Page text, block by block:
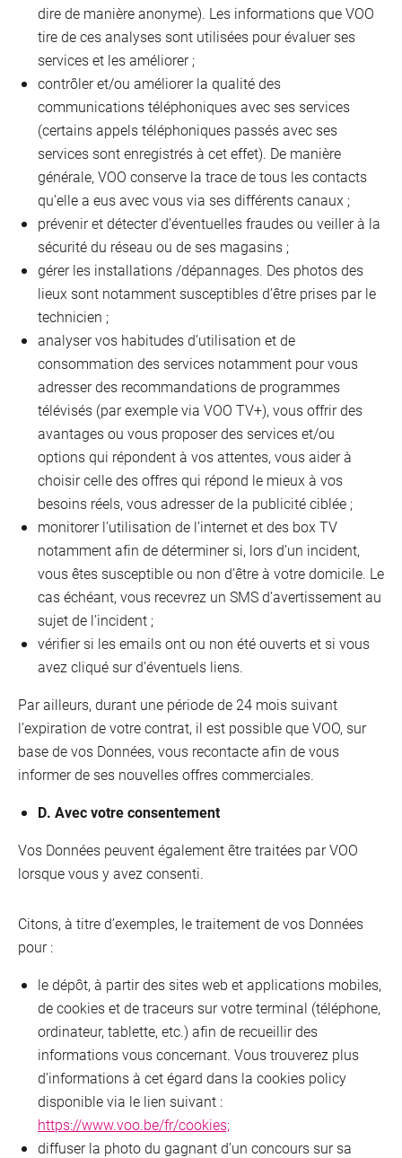
dire de manière anonyme). Les informations que VOO
tire de ces analyses sont utilisées pour évaluer ses
services et les améliorer ;
contrôler et/ou améliorer la qualité des
communications téléphoniques avec ses services
(certains appels téléphoniques passés avec ses
services sont enregistrés à cet effet). De manière
générale, VOO conserve la trace de tous les contacts
qu’elle a eus avec vous via ses différents canaux ;
prévenir et détecter d’éventuelles fraudes ou veiller à la
sécurité du réseau ou de ses magasins ;
gérer les installations /dépannages. Des photos des
lieux sont notamment susceptibles d’être prises par le
technicien ;
analyser vos habitudes d’utilisation et de
consommation des services notamment pour vous
adresser des recommandations de programmes
télévisés (par exemple via VOO TV+), vous offrir des
avantages ou vous proposer des services et/ou
options qui répondent à vos attentes, vous aider à
choisir celle des offres qui répond le mieux à vos
besoins réels, vous adresser de la publicité ciblée ;
monitorer l’utilisation de l’internet et des box TV
notamment afin de déterminer si, lors d’un incident,
vous êtes susceptible ou non d’être à votre domicile. Le
cas échéant, vous recevrez un SMS d’avertissement au
sujet de l’incident ;
vérifier si les emails ont ou non été ouverts et si vous
avez cliqué sur d’éventuels liens.
Par ailleurs, durant une période de 24 mois suivant
l’expiration de votre contrat, il est possible que VOO, sur
base de vos Données, vous recontacte afin de vous
informer de ses nouvelles offres commerciales.
D. Avec votre consentement
Vos Données peuvent également être traitées par VOO
lorsque vous y avez consenti.
Citons, à titre d’exemples, le traitement de vos Données
pour :
le dépôt, à partir des sites web et applications mobiles,
de cookies et de traceurs sur votre terminal (téléphone,
ordinateur, tablette, etc.) afin de recueillir des
informations vous concernant. Vous trouverez plus
d’informations à cet égard dans la cookies policy
disponible via le lien suivant :
https://www.voo.be/fr/cookies;
diffuser la photo du gagnant d’un concours sur sa